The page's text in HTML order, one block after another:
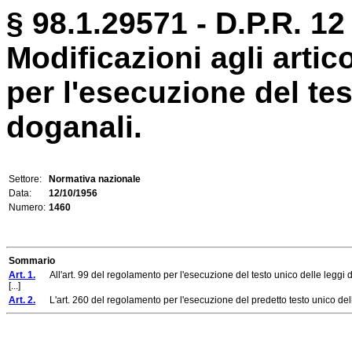
§ 98.1.29571 - D.P.R.
Modificazioni agli
per l'esecuzione del
doganali.
Settore:
Normativa nazionale
Data:
12/10/1956
Numero: 1460
Sommario
Art. 1. All'art. 99 del regolamento per l'esecuzione del testo unico delle leggi
[...]
Art. 2. L'art. 260 del regolamento per l'esecuzione del predetto testo unico